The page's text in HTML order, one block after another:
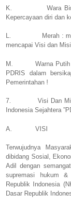
K.
Wara
Kepercayaan diri dan
L.
Merah :
mencapai Visi dan
M.
Warna
PDRIS dalam
Pemerintahan !
7. Visi Dan
Indonesia Sejahtera
A. VISI
Terwujudnya
dibidang Sosial,
Adil dengan
supremasi hukum
Republik Indonesia
Dasar Republik